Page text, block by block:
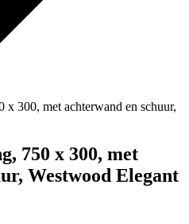
x 300, met achterwand en schuur,
750 x 300, met
Westwood Elegant